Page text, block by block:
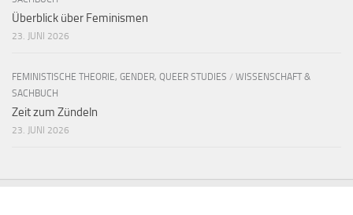
Überblick über Feminismen
23. JUNI 2026
FEMINISTISCHE THEORIE, GENDER, QUEER STUDIES / WISSENSCHAFT &
SACHBUCH
Zeit zum Zündeln
23. JUNI 2026